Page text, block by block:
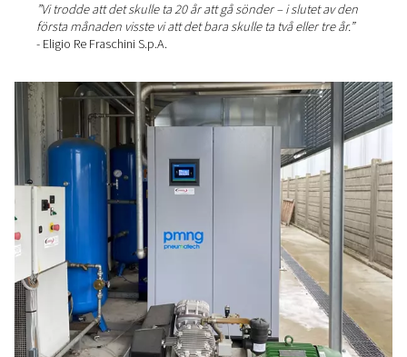
Genom att använda kväve på platsen eliminerade
stor riskfaktor. Med säkrare, oavbruten drift har de
förtroende.
Låga energikostnader från
ett
Energibesparingar var en avgörande faktor vid valet av
kvävgasproduktion. En intern kostnadsanalys visade
betydligt mer ekonomiskt att producera kväve på plats
köpa och lagra flytande kväve.
Resultaten var omedelbara: